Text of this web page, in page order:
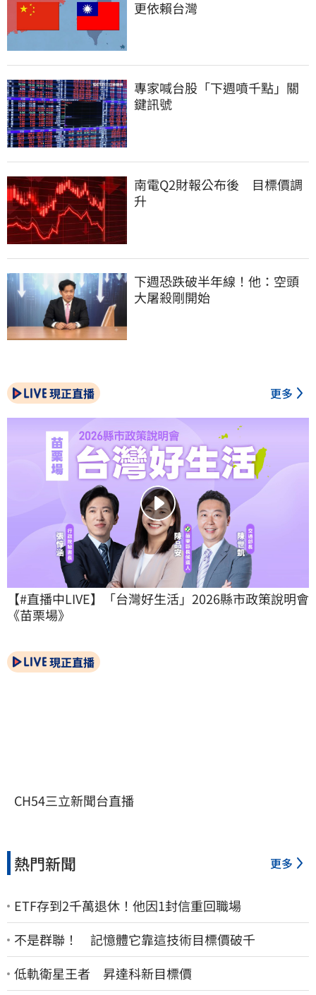
更依賴台灣
專家喊台股「下週噴千點」關
鍵訊號
南電Q2財報公布後　目標價調
升
下週恐跌破半年線！他：空頭
大屠殺剛開始
現正直播 更多
【#直播中LIVE】「台灣好生活」2026縣市政策說明會
《苗栗場》
現正直播
CH54三立新聞台直播
熱門新聞 更多
ETF存到2千萬退休！他因1封信重回職場
不是群聯！ 記憶體它靠這技術目標價破千
低軌衛星王者 昇達科新目標價